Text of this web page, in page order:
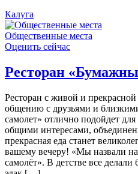
Калуга
Общественные места
Оценить сейчас
Ресторан
Ресторан с живой и
общению с друзьями и
самолет» отлично подойдет
общими интересами,
прекрасная еда станет
вашему вечеру! «Мы назвали
самолёт». В детстве все